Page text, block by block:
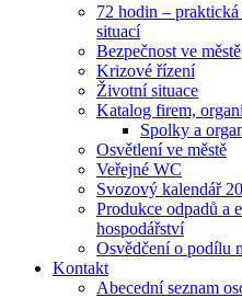
72 hodin –
situací
Bezpečnost ve městě
Krizové řízení
Životní situace
Katalog firem,
Spolky a
Osvětlení ve městě
Veřejné WC
Svozový kalendář
Produkce odpadů a
hospodářství
Osvědčení o podílu
Kontakt
Abecední seznam